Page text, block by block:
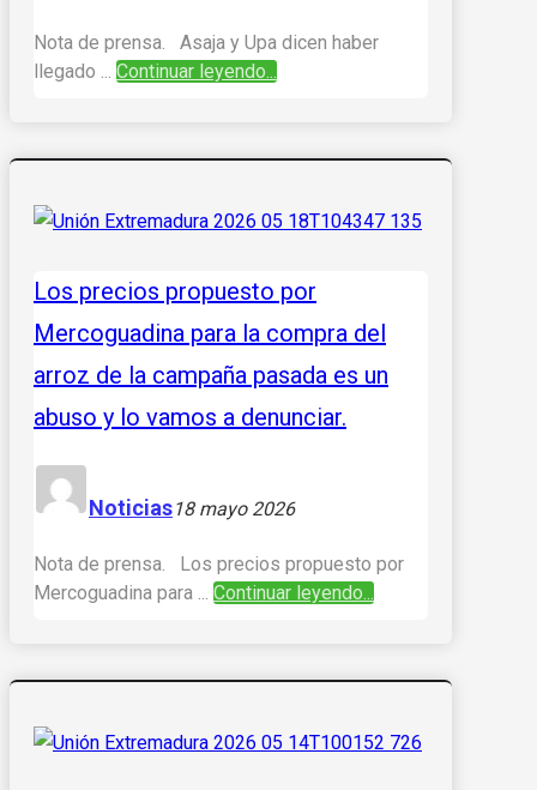
Nota de prensa. Asaja y Upa dicen haber
llegado ... Continuar leyendo...
Los precios propuesto por
Mercoguadina para la compra del
arroz de la campaña pasada es un
abuso y lo vamos a denunciar.
Noticias18 mayo 2026
Nota de prensa. Los precios propuesto por
Mercoguadina para ... Continuar leyendo...